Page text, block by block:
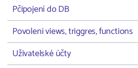
Pčipojení do DB
Povoleni views, triggres, functions
Uživatelské účty